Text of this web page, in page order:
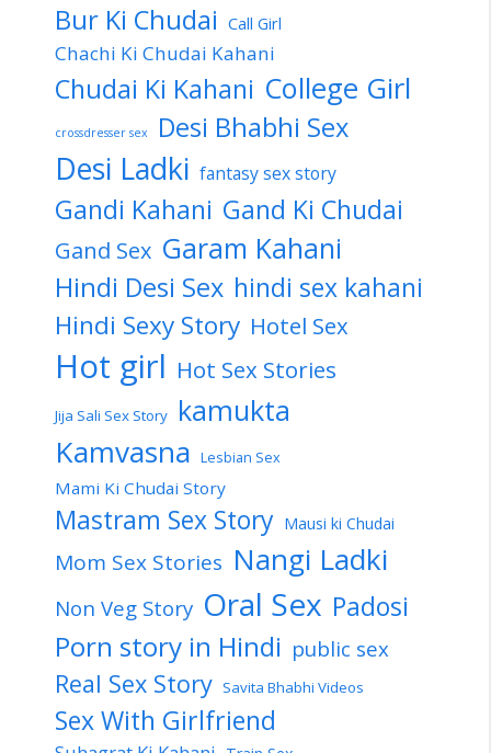
Bur Ki Chudai Call Girl
Chachi Ki Chudai Kahani
Chudai Ki Kahani College Girl
crossdresser sex Desi Bhabhi Sex
Desi Ladki fantasy sex story
Gandi Kahani Gand Ki Chudai
Gand Sex Garam Kahani
Hindi Desi Sex hindi sex kahani
Hindi Sexy Story Hotel Sex
Hot girl Hot Sex Stories
Jija Sali Sex Story kamukta
Kamvasna Lesbian Sex
Mami Ki Chudai Story
Mastram Sex Story Mausi ki Chudai
Mom Sex Stories Nangi Ladki
Non Veg Story Oral Sex Padosi
Porn story in Hindi public sex
Real Sex Story Savita Bhabhi Videos
Sex With Girlfriend